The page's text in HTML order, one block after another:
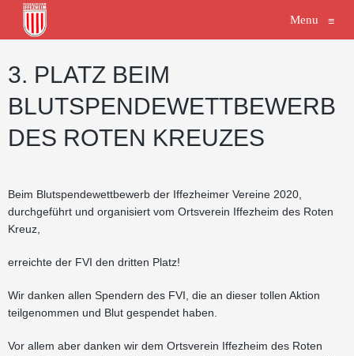
Menu ≡
3. PLATZ BEIM
BLUTSPENDEWETTBEWERB
DES ROTEN KREUZES
Beim Blutspendewettbewerb der Iffezheimer Vereine 2020,
durchgeführt und organisiert vom Ortsverein Iffezheim des Roten
Kreuz,
erreichte der FVI den dritten Platz!
Wir danken allen Spendern des FVI, die an dieser tollen Aktion
teilgenommen und Blut gespendet haben.
Vor allem aber danken wir dem Ortsverein Iffezheim des Roten